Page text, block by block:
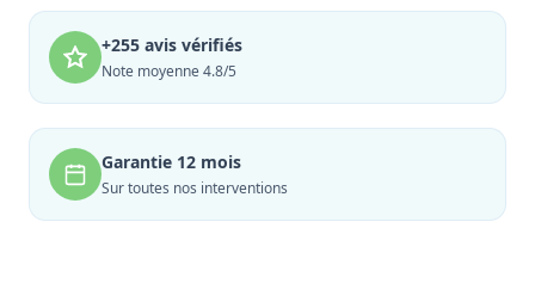
+255 avis vérifiés
Note moyenne 4.8/5
Garantie 12 mois
Sur toutes nos interventions